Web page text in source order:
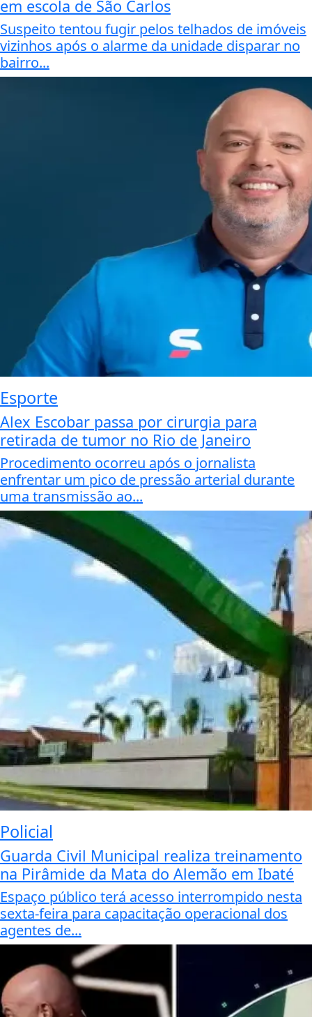
em escola de São Carlos
Suspeito tentou fugir pelos telhados de imóveis
vizinhos após o alarme da unidade disparar no
bairro...
Esporte
Alex Escobar passa por cirurgia para
retirada de tumor no Rio de Janeiro
Procedimento ocorreu após o jornalista
enfrentar um pico de pressão arterial durante
uma transmissão ao...
Policial
Guarda Civil Municipal realiza treinamento
na Pirâmide da Mata do Alemão em Ibaté
Espaço público terá acesso interrompido nesta
sexta-feira para capacitação operacional dos
agentes de...